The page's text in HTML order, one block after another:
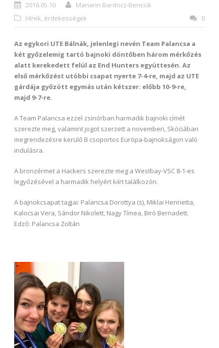
2016.05.10
Mariann Bardocz-Bencsik
Hírek, érdekességek
0
Az egykori UTE Bálnák, jelenlegi nevén Team Palancsa a
két győzelemig tartó bajnoki döntőben három mérkőzés
alatt kerekedett felül az End Hunters együttesén. Az
első mérkőzést utóbbi csapat nyerte 7-4-re, majd az UTE
gárdája győzött egymás után kétszer: előbb 10-9-re,
majd 9-7-re.
A Team Palancsa ezzel zsinórban harmadik bajnoki címét
szerezte meg, valamint jogot szerzett a novemberi, Skóciában
megrendezésre kerülő B csoportos Európa-bajnokságon való
indulásra.
A bronzérmet a Hackers szerezte meg a Westbay-VSC 8-1-es
legyőzésével a harmadik helyért kiírt találkozón.
A bajnokcsapat tagjai: Palancsa Dorottya (s), Miklai Henrietta,
Kalocsai Vera, Sándor Nikolett, Nagy Tímea, Biró Bernadett.
Edző: Palancsa Zoltán